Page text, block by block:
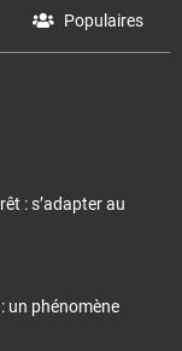
Populaires
: s’adapter au
un phénomène